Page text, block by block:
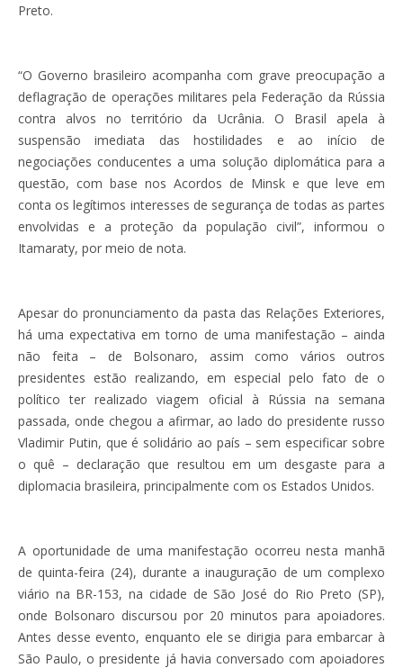
Preto.
“O Governo brasileiro acompanha com grave preocupação a
deflagração de operações militares pela Federação da Rússia
contra alvos no território da Ucrânia. O Brasil apela à
suspensão imediata das hostilidades e ao início de
negociações conducentes a uma solução diplomática para a
questão, com base nos Acordos de Minsk e que leve em
conta os legítimos interesses de segurança de todas as partes
envolvidas e a proteção da população civil”, informou o
Itamaraty, por meio de nota.
Apesar do pronunciamento da pasta das Relações Exteriores,
há uma expectativa em torno de uma manifestação – ainda
não feita – de Bolsonaro, assim como vários outros
presidentes estão realizando, em especial pelo fato de o
político ter realizado viagem oficial à Rússia na semana
passada, onde chegou a afirmar, ao lado do presidente russo
Vladimir Putin, que é solidário ao país – sem especificar sobre
o quê – declaração que resultou em um desgaste para a
diplomacia brasileira, principalmente com os Estados Unidos.
A oportunidade de uma manifestação ocorreu nesta manhã
de quinta-feira (24), durante a inauguração de um complexo
viário na BR-153, na cidade de São José do Rio Preto (SP),
onde Bolsonaro discursou por 20 minutos para apoiadores.
Antes desse evento, enquanto ele se dirigia para embarcar à
São Paulo, o presidente já havia conversado com apoiadores